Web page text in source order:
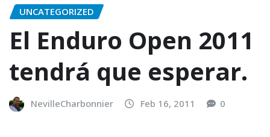
UNCATEGORIZED
El Enduro Open 2011
tendrá que esperar.
NevilleCharbonnier Feb 16, 2011 0